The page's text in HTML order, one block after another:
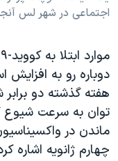
آرشیو پخش زنده
مجموعه مستندهای
دادگاه حمید نوری
چهل سال گروگان‌گیری
قانون شفافیت دارائی
اعتراضات مردمی آبان ۹۸
اجتماعی در شهر لس آنجلس
دوباره رو به افزایش
هفته گذشته دو
توان به سرعت شیوع
ماندن در
چهارم ژانویه اشاره